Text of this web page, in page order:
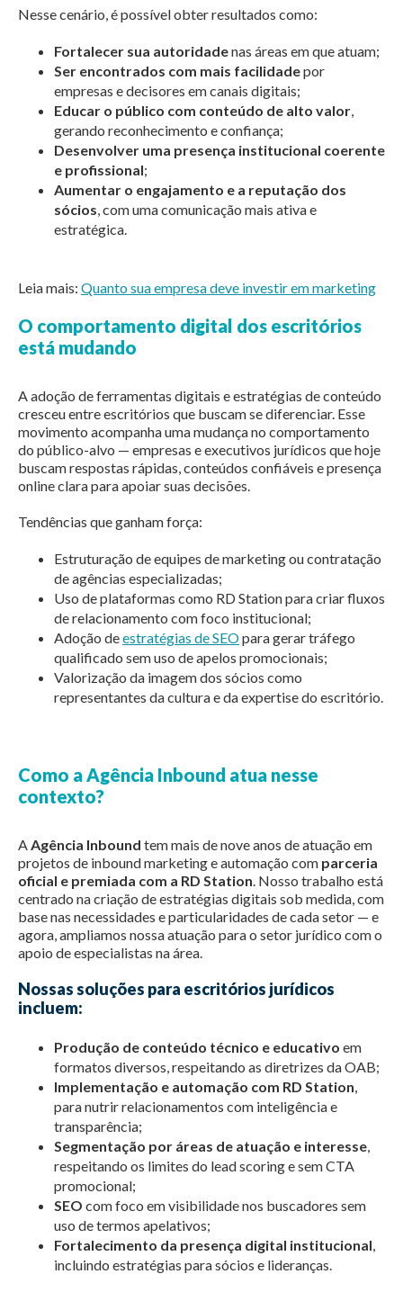
Nesse cenário, é possível obter resultados como:
Fortalecer sua autoridadenas áreas em que atuam;
Ser encontrados com mais facilidadepor
empresas e decisores em canais digitais;
Educar o público com conteúdo de alto valor,
gerando reconhecimento e confiança;
Desenvolver uma presença institucional coerente
e profissional;
Aumentar o engajamento e a reputação dos
sócios, com uma comunicação mais ativa e
estratégica.
Leia mais: Quanto sua empresa deve investir em marketing
O comportamento digital dos escritórios
está mudando
A adoção de ferramentas digitais e estratégias de conteúdo
cresceu entre escritórios que buscam se diferenciar. Esse
movimento acompanha uma mudança no comportamento
do público-alvo — empresas e executivos jurídicos que hoje
buscam respostas rápidas, conteúdos confiáveis e presença
online clara para apoiar suas decisões.
Tendências que ganham força:
Estruturação de equipes de marketing ou contratação
de agências especializadas;
Uso de plataformas como RD Station para criar fluxos
de relacionamento com foco institucional;
Adoção deestratégias de SEOpara gerar tráfego
qualificado sem uso de apelos promocionais;
Valorização da imagem dos sócios como
representantes da cultura e da expertise do escritório.
Como a Agência Inbound atua nesse
contexto?
A Agência Inbound tem mais de nove anos de atuação em
projetos de inbound marketing e automação com parceria
oficial e premiada com a RD Station . Nosso trabalho está
centrado na criação de estratégias digitais sob medida, com
base nas necessidades e particularidades de cada setor — e
agora, ampliamos nossa atuação para o setor jurídico com o
apoio de especialistas na área.
Nossas soluções para escritórios jurídicos
incluem:
Produção de conteúdo técnico e educativo em
formatos diversos, respeitando as diretrizes da OAB;
Implementação e automação com RD Station,
para nutrir relacionamentos com inteligência e
transparência;
Segmentação por áreas de atuação e interesse,
respeitando os limites do lead scoring e sem CTA
promocional;
SEO com foco em visibilidade nos buscadores sem
uso de termos apelativos;
Fortalecimento da presença digital institucional,
incluindo estratégias para sócios e lideranças.